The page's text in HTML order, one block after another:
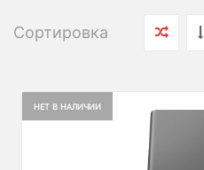
Сортировка
НЕТ В НАЛИЧИИ